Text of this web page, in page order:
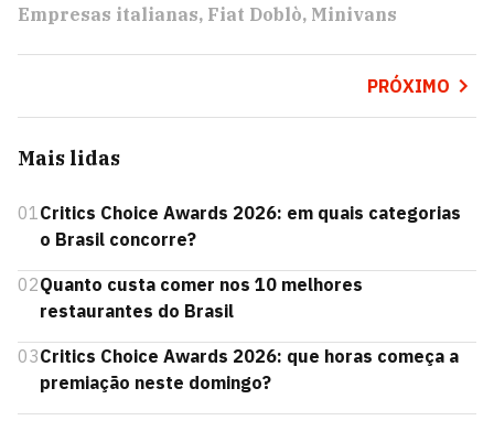
Empresas italianas Fiat Doblò Minivans
PRÓXIMO
Mais lidas
01Critics Choice Awards 2026: em quais categorias
o Brasil concorre?
02Quanto custa comer nos 10 melhores
restaurantes do Brasil
03Critics Choice Awards 2026: que horas começa a
premiação neste domingo?